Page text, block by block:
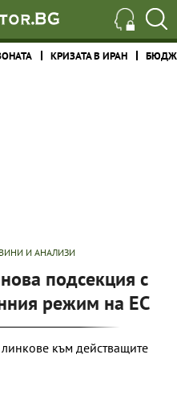
КРИЗАТА В ИРАН
И АНАЛИЗИ
подсекция с
режим на ЕС
към действащите